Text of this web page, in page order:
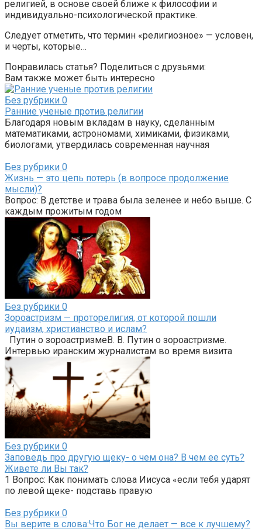
религией, в основе своей ближе к философии и
индивидуально-психологической практике.
Следует отметить, что термин «религиозное» — условен,
и черты, которые…
Понравилась статья? Поделиться с друзьями:
Вам также может быть интересно
Без рубрики 0
Ранние ученые против религии
Благодаря новым вкладам в науку, сделанным
математиками, астрономами, химиками, физиками,
биологами, утвердилась современная научная
Без рубрики 0
Жизнь — это цепь потерь (в вопросе продолжение
мысли)?
Вопрос: В детстве и трава была зеленее и небо выше. С
каждым прожитым годом
Без рубрики 0
Зороастризм — проторелигия, от которой пошли
иудаизм, христианство и ислам?
Путин о зороастризмеВ. В. Путин о зороастризме.
Интервью иранским журналистам во время визита
Без рубрики 0
Заповедь про другую щеку- о чем она? В чем ее суть?
Живете ли Вы так?
1 Вопрос: Как понимать слова Иисуса «если тебя ударят
по левой щеке- подставь правую
Без рубрики 0
Вы верите в слова:Что Бог не делает — все к лучшему?